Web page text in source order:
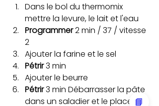
Dans le bol du thermomix
mettre la levure, le lait et l'eau
Programmer 2 min / 37 / vitesse
2
Ajouter la farine et le sel
Pétrir 3 min
Ajouter le beurre
Pétrir 3 min Débarrasser la pâte
dans un saladier et le placer 📘